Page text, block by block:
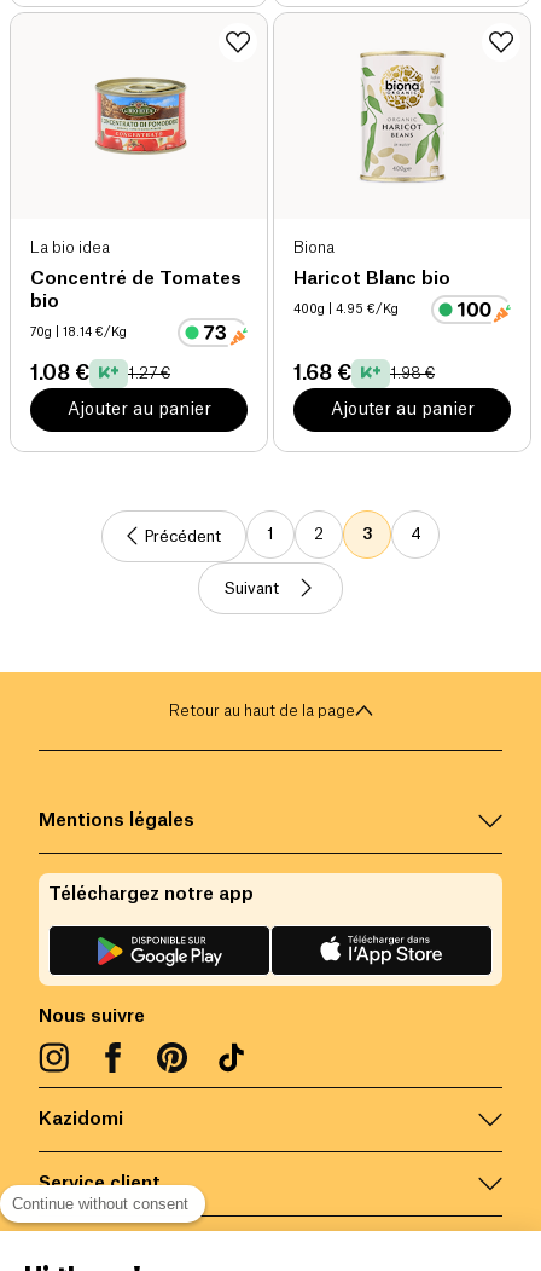
La bio idea
Concentré de Tomates
bio
70g | 18.14 €/Kg
1.08 € 1.27 €
Ajouter au panier
Biona
Haricot Blanc bio
400g | 4.95 €/Kg
1.68 € 1.98 €
Ajouter au panier
Précédent 1 2 3 4
Suivant
Retour au haut de la page
Kazidomi
Service client
Mentions légales
Nous suivre
Téléchargez notre app
Continue without consent